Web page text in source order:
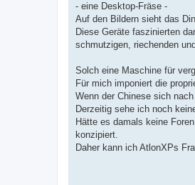
r
a
- eine Desktop-Fräse -
Auf den Bildern sieht das
Diese Geräte faszinierten
schmutzigen, riechenden
Solch eine Maschine für
Für mich imponiert die
Wenn der Chinese sich
Derzeitig sehe ich noch
Hätte es damals keine
konzipiert.
Daher kann ich AtlonXPs